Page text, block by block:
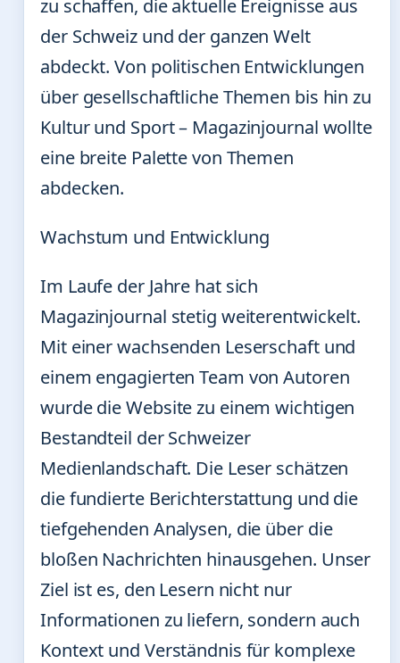
zu schaffen, die aktuelle Ereignisse aus
der Schweiz und der ganzen Welt
abdeckt. Von politischen Entwicklungen
über gesellschaftliche Themen bis hin zu
Kultur und Sport – Magazinjournal wollte
eine breite Palette von Themen
abdecken.
Wachstum und Entwicklung
Im Laufe der Jahre hat sich
Magazinjournal stetig weiterentwickelt.
Mit einer wachsenden Leserschaft und
einem engagierten Team von Autoren
wurde die Website zu einem wichtigen
Bestandteil der Schweizer
Medienlandschaft. Die Leser schätzen
die fundierte Berichterstattung und die
tiefgehenden Analysen, die über die
bloßen Nachrichten hinausgehen. Unser
Ziel ist es, den Lesern nicht nur
Informationen zu liefern, sondern auch
Kontext und Verständnis für komplexe